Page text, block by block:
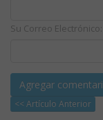
Su Correo Electrónico:
<< Artículo Anterior